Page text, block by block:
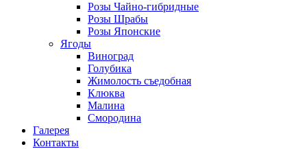
Розы Чайно-гибридные
Розы Шрабы
Розы Японские
Ягоды
Виноград
Голубика
Жимолость съедобная
Клюква
Малина
Смородина
Галерея
Контакты